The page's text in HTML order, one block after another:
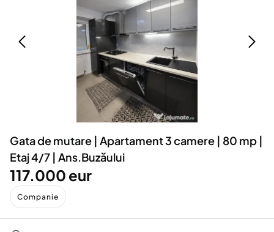
Animale de companie
Afaceri și echipamente profesionale
Inchiriere Bunuri si Vehicule
Utilaje agricole si industriale
Piese auto si accesorii
Dacia Duster
Gata de mutare | Apartament 3 camere | 80 mp |
Etaj 4/7 | Ans.Buzăului
117.000 eur
Companie